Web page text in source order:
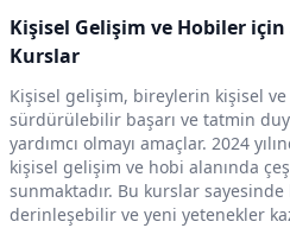
Kişisel Gelişim ve Hobiler
Kurslar
Kişisel gelişim, bireylerin kişisel
sürdürülebilir başarı ve tatmin
yardımcı olmayı amaçlar. 2024
kişisel gelişim ve hobi alanında
sunmaktadır. Bu kurslar
derinleşebilir ve yeni yetenekler